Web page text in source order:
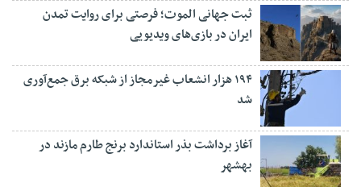
ثبت جهانی الموت؛ فرصتی برای روایت تمدن
ایران در بازی‌های ویدیویی
۱۹۴ هزار انشعاب غیرمجاز از شبکه برق جمع‌آوری
شد
آغاز برداشت بذر استاندارد برنج طارم مازند در
بهشهر